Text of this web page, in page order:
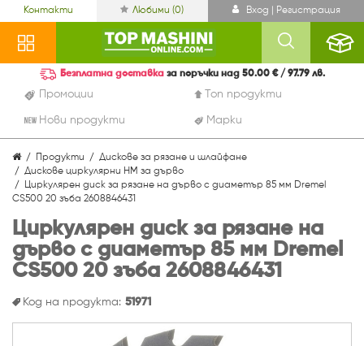
Контакти Любими (0) Вход | Регистрация
Промоции Топ продукти
Нови продукти Марки
Безплатна доставка за поръчки над 50.00 € / 97.79 лв.
Продукти
Дискове за рязане и шлайфане
Дискове циркулярни HM за дърво
Циркулярен диск за рязане на дърво с диаметър 85 мм Dremel
CS500 20 зъба 2608846431
Циркулярен диск за рязане на
дърво с диаметър 85 мм Dremel
CS500 20 зъба 2608846431
Код на продукта: 51971